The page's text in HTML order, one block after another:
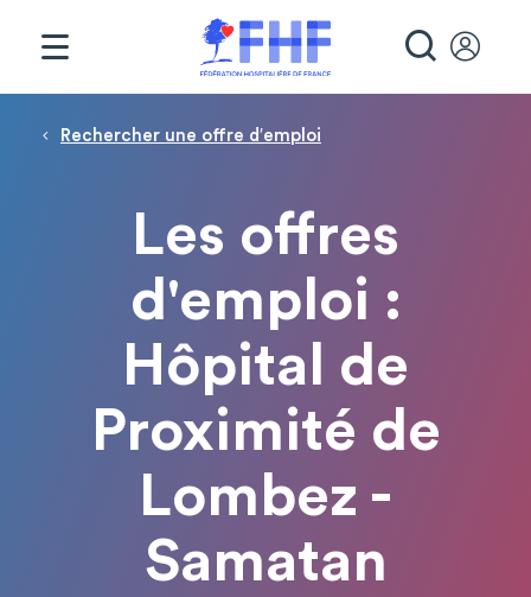
Fil d'Ariane
Rechercher une offre d′emploi
Les offres
d'emploi :
Hôpital de
Proximité de
Lombez -
Samatan
Panneau de gestion des cookies